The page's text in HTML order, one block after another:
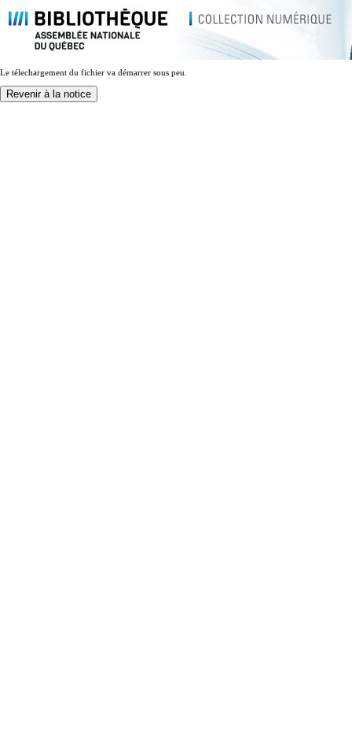
Le télechargement du fichier va démarrer sous peu.